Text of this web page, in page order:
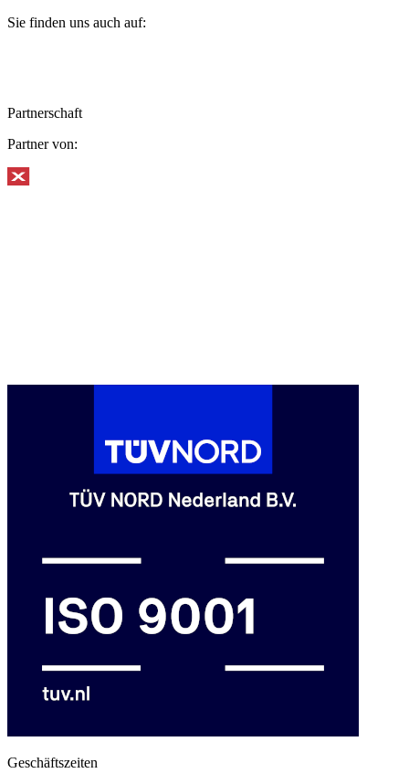
Sie finden uns auch auf:
Partnerschaft
Partner von:
Geschäftszeiten